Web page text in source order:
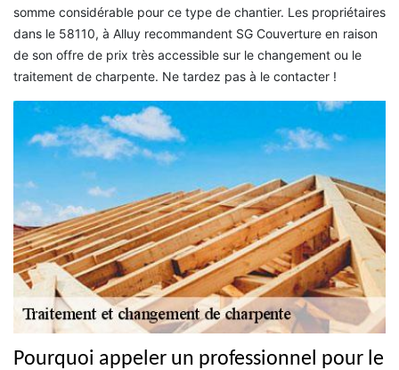
somme considérable pour ce type de chantier. Les propriétaires
dans le 58110, à Alluy recommandent SG Couverture en raison
de son offre de prix très accessible sur le changement ou le
traitement de charpente. Ne tardez pas à le contacter !
Pourquoi appeler un professionnel pour le